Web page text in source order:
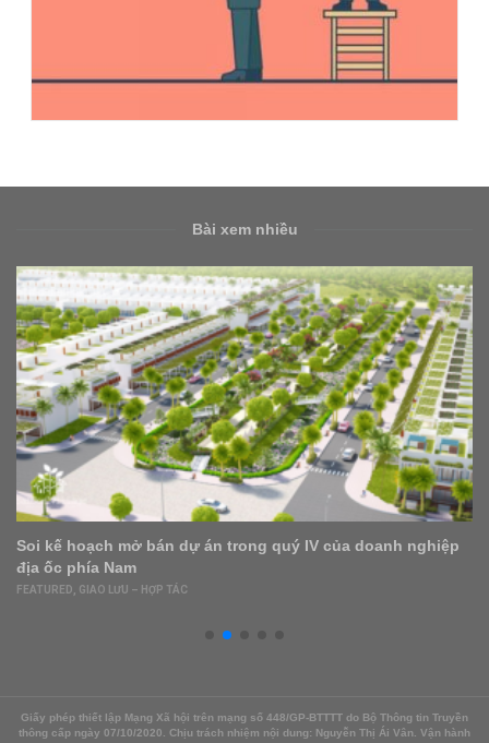
Bài xem nhiều
Căn hộ 54m² đẹp cuốn hút với sắc màu mùa thu
FEATURED, NỘI – NGOẠI THẤT
Giấy phép thiết lập Mạng Xã hội trên mạng số 448/GP-BTTTT do Bộ Thông tin Truyền
thông cấp ngày 07/10/2020. Chịu trách nhiệm nội dung: Nguyễn Thị Ái Vân. Vận hành